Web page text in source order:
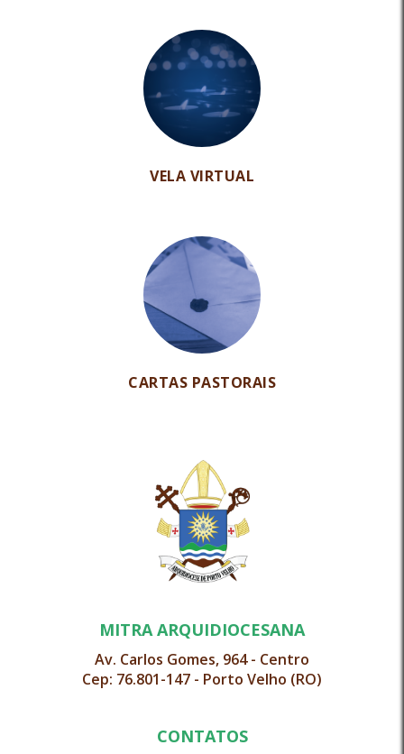
VELA VIRTUAL
CARTAS PASTORAIS
MITRA ARQUIDIOCESANA
Av. Carlos Gomes, 964 - Centro
Cep: 76.801-147 - Porto Velho (RO)
CONTATOS